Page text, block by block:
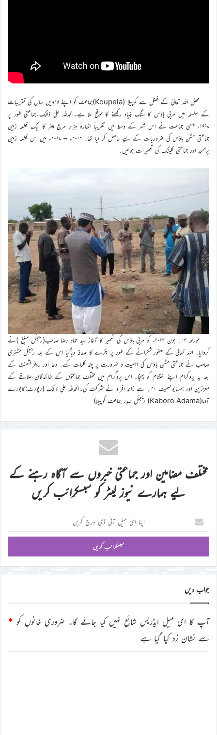
محض اللہ تعالیٰ کے فضل سے کوپیلا (Koupela)جماعت کو اپنے ۲۵ویں سال کی تقریبات
کے سلسلہ میں مربی ہاؤس کا سنگ بنیاد رکھنے کا موقع ملا ہے۔الحمدللہ علیٰ ذالک۔جماعتی طور پر
۱۹۹۷ء میںہی جماعت نے اس شہر کے وسط میں تقریباً اٹھارہ ہزار مربع میٹر کا ایک قطعہ زمین
جماعتی مشن ہاؤس کی ضروریات کے لیے حاصل کر لیا تھا۔ ۲۰۱۶ء – ۲۰۱۷ء میں اس قطعہ زمین
پرمسجد اور جماعتی کلینک کی تعمیرات ہوئیں۔
مورخہ ۱۳؍ جون ۲۰۲۳ء کو مربی ہاؤس کی تعمیر کا آغاز سید حماد رضا صاحب(ریجنل مبلغ )نے
کروایا۔ اللہ تعالیٰ کے حضور شکرانے کے طور پر بکرے کا صدقہ دیاگیا اس کے بعد ریجنل مشنری
صاحب نے جماعتی مشن ہاؤس کی اہمیت و ضرورت پر چند کلمات کہے۔ دعا اور ریفریشمنٹ کے
بعد یہ پروگرام اپنے اختتام کو پہنچا۔ اس پروگرام میں مختلف جماعتوں کے نمائندگان،علاقے کے
معززین اور ہمسایوںسمیت ۲۰؍ سے زائد افراد نے شرکت کی۔الحمدللہ علی ذالک (رپورٹ:کابورے
آدما(Kabore Adama) ریجنل صدر جماعت کوپیلا)
مختلف مضامین اور جماعتی خبروں سے آگاہ رہنے کے
لیے ہمارے نیوز لیٹر کو سبسکرائب کریں
اپنا
ای
میل
ڈی
درج
کریں
جواب دیں
آپ کا ای میل ایڈریس شائع نہیں کیا جائے گا۔ ضروری خانوں کو *
سے نشان زد کیا گیا ہے